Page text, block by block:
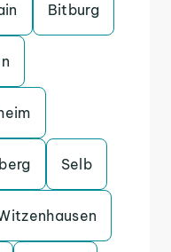
Bitburg
Selb